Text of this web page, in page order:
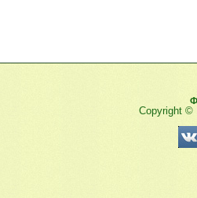
Copyright ©